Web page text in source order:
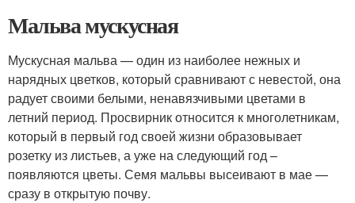
Мальва мускусная
Мускусная мальва — один из наиболее нежных и
нарядных цветков, который сравнивают с невестой, она
радует своими белыми, ненавязчивыми цветами в
летний период. Просвирник относится к многолетникам,
который в первый год своей жизни образовывает
розетку из листьев, а уже на следующий год –
появляются цветы. Семя мальвы высеивают в мае —
сразу в открытую почву.